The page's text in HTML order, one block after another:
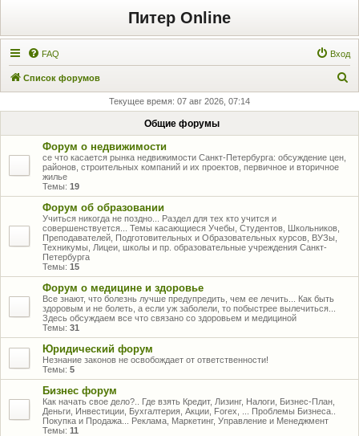
Питер Online
FAQ Вход
Список форумов
с
Текущее время: 07 авг 2026, 07:14
Общие форумы
Форум о недвижимости
се что касается рынка недвижимости Санкт-Петербурга: обсуждение цен,
районов, строительных компаний и их проектов, первичное и вторичное
жилье
Темы: 19
Форум об образовании
Учиться никогда не поздно... Раздел для тех кто учится и
совершенствуется... Темы касающиеся Учебы, Студентов, Школьников,
Преподавателей, Подготовительных и Образовательных курсов, ВУЗы,
Техникумы, Лицеи, школы и пр. образовательные учреждения Санкт-
Петербурга
Темы: 15
Форум о медицине и здоровье
Все знают, что болезнь лучше предупредить, чем ее лечить... Как быть
здоровым и не болеть, а если уж заболели, то побыстрее вылечиться...
Здесь обсуждаем все что связано со здоровьем и медициной
Темы: 31
Юридический форум
Незнание законов не освобождает от ответственности!
Темы: 5
Бизнес форум
Как начать свое дело?.. Где взять Кредит, Лизинг, Налоги, Бизнес-План,
Деньги, Инвестиции, Бухгалтерия, Акции, Forex, ... Проблемы Бизнеса..
Покупка и Продажа... Реклама, Маркетинг, Управление и Менеджмент
Темы: 11